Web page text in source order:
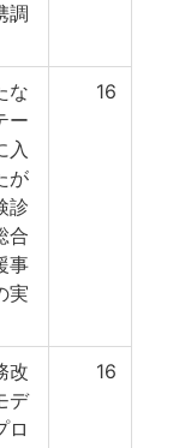
調
な
ー
入
が
診
合
事
実
16
改
デ
ロ
16